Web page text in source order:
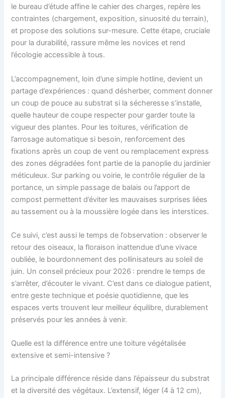
le bureau d’étude affine le cahier des charges, repère les
contraintes (chargement, exposition, sinuosité du terrain),
et propose des solutions sur-mesure. Cette étape, cruciale
pour la durabilité, rassure même les novices et rend
l’écologie accessible à tous.
L’accompagnement, loin d’une simple hotline, devient un
partage d’expériences : quand désherber, comment donner
un coup de pouce au substrat si la sécheresse s’installe,
quelle hauteur de coupe respecter pour garder toute la
vigueur des plantes. Pour les toitures, vérification de
l’arrosage automatique si besoin, renforcement des
fixations après un coup de vent ou remplacement express
des zones dégradées font partie de la panoplie du jardinier
méticuleux. Sur parking ou voirie, le contrôle régulier de la
portance, un simple passage de balais ou l’apport de
compost permettent d’éviter les mauvaises surprises liées
au tassement ou à la moussière logée dans les interstices.
Ce suivi, c’est aussi le temps de l’observation : observer le
retour des oiseaux, la floraison inattendue d’une vivace
oubliée, le bourdonnement des pollinisateurs au soleil de
juin. Un conseil précieux pour 2026 : prendre le temps de
s’arrêter, d’écouter le vivant. C’est dans ce dialogue patient,
entre geste technique et poésie quotidienne, que les
espaces verts trouvent leur meilleur équilibre, durablement
préservés pour les années à venir.
Quelle est la différence entre une toiture végétalisée
extensive et semi-intensive ?
La principale différence réside dans l’épaisseur du substrat
et la diversité des végétaux. L’extensif, léger (4 à 12 cm),